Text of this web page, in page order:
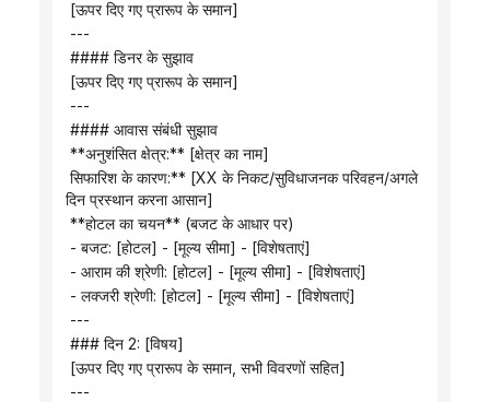
[ऊपर दिए गए प्रारूप के समान]
---
#### डिनर के सुझाव
[ऊपर दिए गए प्रारूप के समान]
---
#### आवास संबंधी सुझाव
**अनुशंसित क्षेत्र:** [क्षेत्र का नाम]
दिन प्रस्थान करना आसान]
**होटल का चयन** (बजट के आधार पर)
- बजट: [होटल] - [मूल्य सीमा] - [विशेषताएं]
- आराम की श्रेणी: [होटल] - [मूल्य सीमा] - [विशेषताएं]
- लक्जरी श्रेणी: [होटल] - [मूल्य सीमा] - [विशेषताएं]
---
### दिन 2: [विषय]
[ऊपर दिए गए प्रारूप के समान, सभी विवरणों सहित]
---